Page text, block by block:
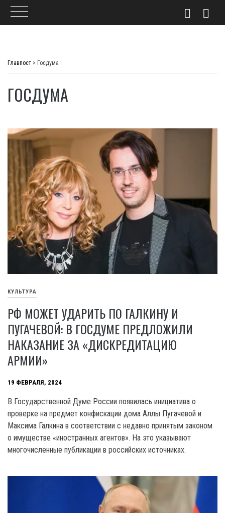
Главпост > Госдума
ГОСДУМА
КУЛЬТУРА
РФ МОЖЕТ УДАРИТЬ ПО ГАЛКИНУ И
ПУГАЧЕВОЙ: В ГОСДУМЕ ПРЕДЛОЖИЛИ
НАКАЗАНИЕ ЗА «ДИСКРЕДИТАЦИЮ
АРМИИ»
19 ФЕВРАЛЯ, 2024
В Государственной Думе России появилась инициатива о
проверке на предмет конфискации дома Аллы Пугачевой и
Максима Галкина в соответствии с недавно принятым законом
о имуществе «иностранных агентов». На это указывают
многочисленные публикации в российских источниках.